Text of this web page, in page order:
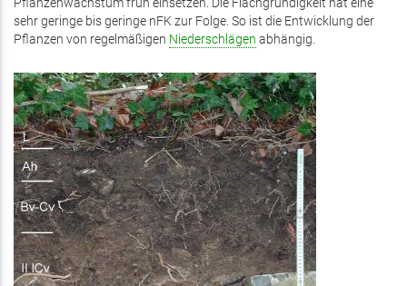
Pflanzenwachstum früh einsetzen. Die Flachgründigkeit hat eine
sehr geringe bis geringe nFK zur Folge. So ist die Entwicklung der
Pflanzen von regelmäßigen Niederschlägen abhängig.